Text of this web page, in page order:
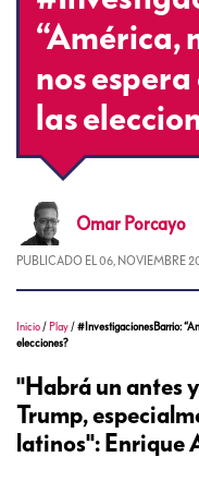
“América,
nos
las
Omar Porcayo
PUBLICADO EL 06, NOVIEMBRE
Inicio / Play /#InvestigacionesBarrio:
elecciones?
"Habrá un antes
Trump,
latinos": Enrique